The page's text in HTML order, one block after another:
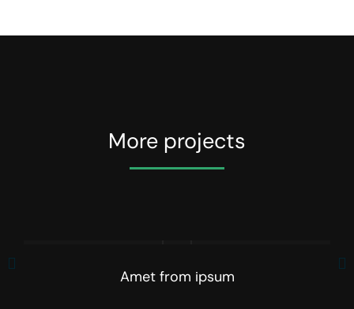
More projects
Amet from ipsum